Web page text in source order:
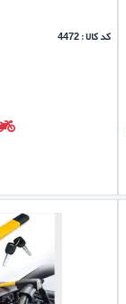
کد کالا : 4472